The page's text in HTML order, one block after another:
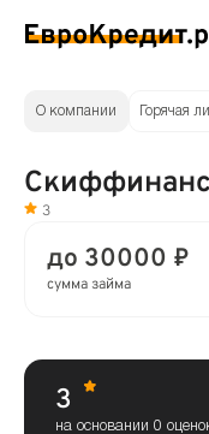
О компании Горячая
Скиффинанс
3
до 30000 ₽
сумма займа
3
на основании 0